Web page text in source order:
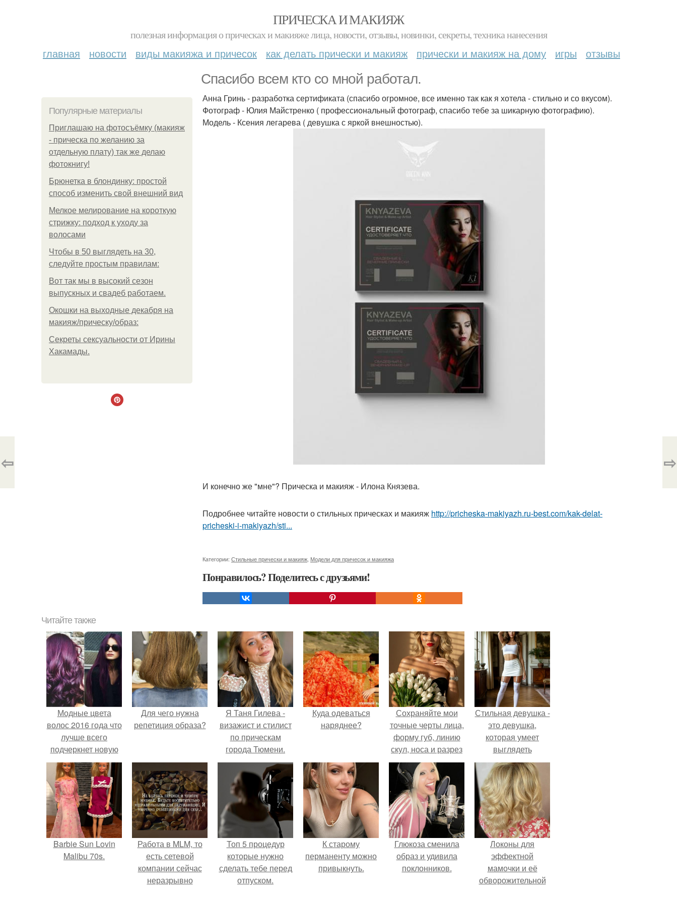
ПРИЧЕСКА И МАКИЯЖ
полезная информация о прическах и макияже лица, новости, отзывы, новинки, секреты, техника нанесения
главная новости виды макияжа и причесок как делать прически и макияж прически и макияж на дому игры отзывы
Спасибо всем кто со мной работал.
Популярные материалы
Приглашаю на фотосъёмку (макияж
- прическа по желанию за
отдельную плату) так же делаю
фотокнигу!
Брюнетка в блондинку: простой
способ изменить свой внешний вид
Мелкое мелирование на короткую
стрижку: подход к уходу за
волосами
Чтобы в 50 выглядеть на 30,
следуйте простым правилам:
Вот так мы в высокий сезон
выпускных и свадеб работаем.
Окошки на выходные декабря на
макияж/прическу/образ:
Секреты сексуальности от Ирины
Хакамады.
Анна Гринь - разработка сертификата (спасибо огромное, все именно так как я хотела - стильно и со вкусом).
Фотограф - Юлия Майстренко ( профессиональный фотограф, спасибо тебе за шикарную фотографию).
Модель - Ксения легарева ( девушка с яркой внешностью).
И конечно же "мне"? Прическа и макияж - Илона Князева.
Подробнее читайте новости о стильных прическах и макияж http://pricheska-makiyazh.ru-best.com/kak-delat-
pricheski-i-makiyazh/sti...
Категории: Стильные прически и макияж Модели для причесок и макияжа
Понравилось? Поделитесь с друзьями!
⇦ ⇨
Читайте также
Модные цвета
волос 2016 года что
лучше всего
подчеркнет новую
модную стрижку?
Для чего нужна
репетиция образа?
Я Таня Гилева -
визажист и стилист
по прическам
города Тюмени.
Куда одеваться
наряднее?
Сохраняйте мои
точные черты лица,
форму губ, линию
скул, носа и разрез
глаз.
Стильная девушка -
это девушка,
которая умеет
выглядеть
привлекательно и
элегантно в любои
ситуации.
Barbie Sun Lovin
Malibu 70s.
Работа в MLM, то
есть сетевой
компании сейчас
неразрывно
Топ 5 процедур
которые нужно
сделать тебе перед
отпуском.
К старому
перманенту можно
привыкнуть.
Глюкоза сменила
образ и удивила
поклонников.
Локоны для
эффектной
мамочки и её
обворожительной